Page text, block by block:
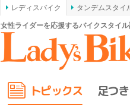
レディスバイク タンデムスタイ
女性ライダーを応援するバイクスタイ
トピックス 足つき